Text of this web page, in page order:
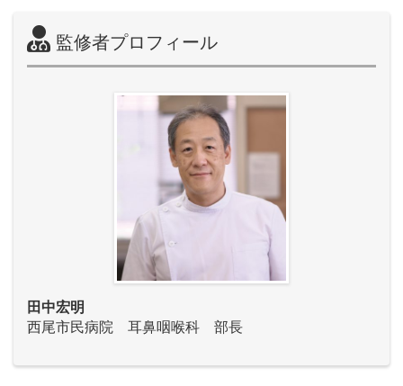
監修者プロフィール
田中宏明
西尾市民病院 耳鼻咽喉科 部長